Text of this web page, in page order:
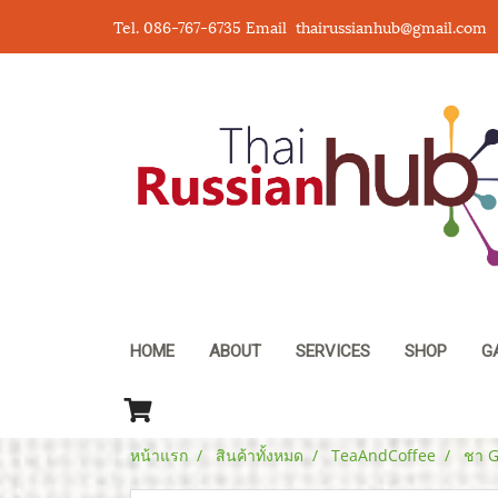
Tel. 086-767-6735 Email thairussianhub@gmail.com
HOME ABOUT SERVICES SHOP
หน้าแรก สินค้าทั้งหมด TeaAndCoffee ชา